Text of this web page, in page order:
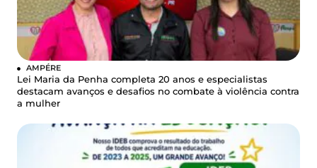
AMPÉRE
Lei Maria da Penha completa 20 anos e especialistas
destacam avanços e desafios no combate à violência contra
a mulher